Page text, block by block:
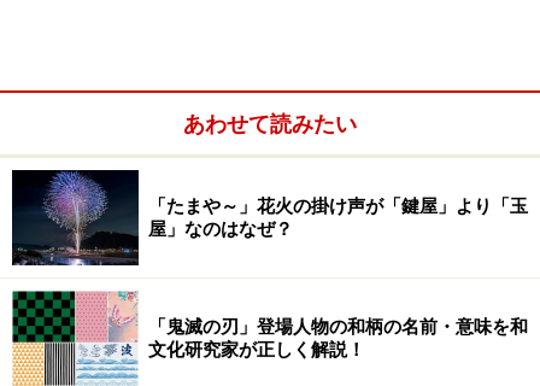
■白肌目指して使いたい紫外線対策アイテム
■『肌と私の10の約束』
■「紫外線対策」をNAVERでまとめ検索（外部サイ
ト）
あわせて読みたい
「たまや～」花火の掛け声が「鍵屋」より「玉
屋」なのはなぜ？
「鬼滅の刃」登場人物の和柄の名前・意味を和
文化研究家が正しく解説！